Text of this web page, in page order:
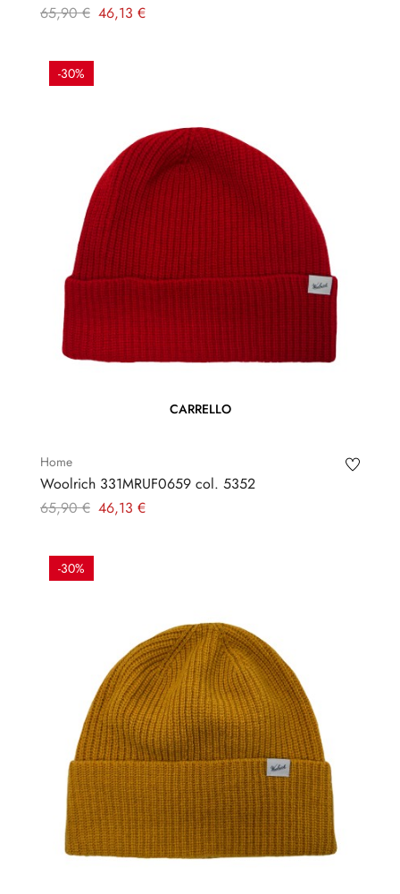
Prezzo
65,90 € Prezzo
46,13 €
-30%
CARRELLO
Home
Woolrich 331MRUF0659 col. 5352
Prezzo
65,90 € Prezzo
46,13 €
-30%